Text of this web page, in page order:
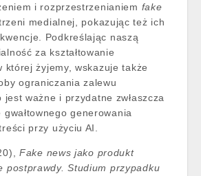
i rozprzestrzenianiem fake
medialnej, pokazując też ich
Podkreślając naszą
za kształtowanie
której żyjemy, wskazuje także
ograniczania zalewu
ważne i przydatne zwłaszcza
generowania
przy użyciu AI.
Fake news jako produkt
postprawdy. Studium przypadku